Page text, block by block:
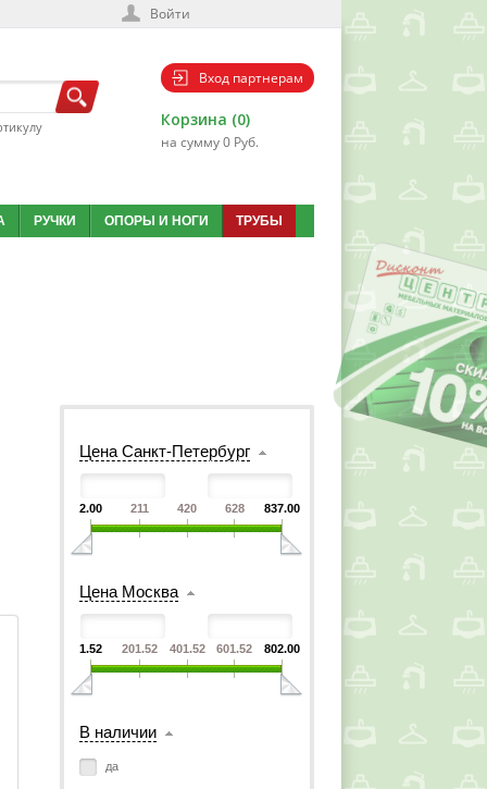
Войти
Вход партнерам
Корзина (0)
на сумму 0 Руб.
РУЧКИ ОПОРЫ И НОГИ ТРУБЫ
Цена Санкт-Петербург
2.00 211 420 628 837.00
Цена Москва
1.52 201.52 401.52 601.52 802.00
В наличии
да